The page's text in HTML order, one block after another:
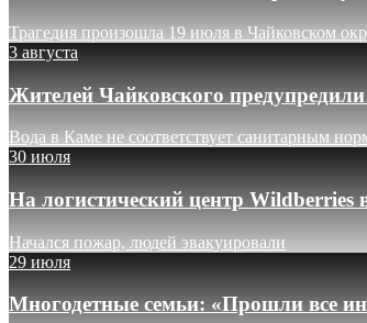
Трагедия произошла 19 июля в Чайковском
3 августа
Жителей Чайковского
Вода в Каме не соответствует санитарным
30 июля
На логистический центр
Начался пожар, людей эвакуировали
29 июля
Многодетные семьи: «Прошли все